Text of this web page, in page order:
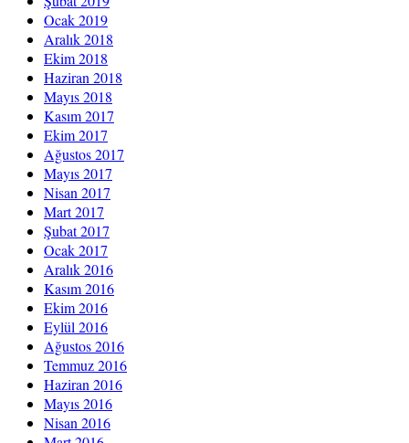
Ocak 2019
Aralık 2018
Ekim 2018
Haziran 2018
Mayıs 2018
Kasım 2017
Ekim 2017
Ağustos 2017
Mayıs 2017
Nisan 2017
Mart 2017
Şubat 2017
Ocak 2017
Aralık 2016
Kasım 2016
Ekim 2016
Eylül 2016
Ağustos 2016
Temmuz 2016
Haziran 2016
Mayıs 2016
Nisan 2016